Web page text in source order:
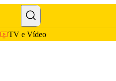
TV e Vídeo